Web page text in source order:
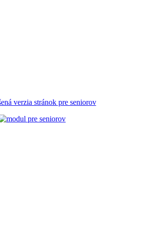
verzia stránok pre seniorov